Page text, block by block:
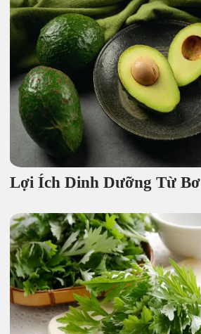
Lợi Ích Dinh Dưỡng Từ Bơ